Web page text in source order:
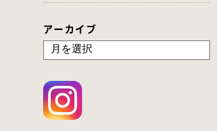
アーカイブ